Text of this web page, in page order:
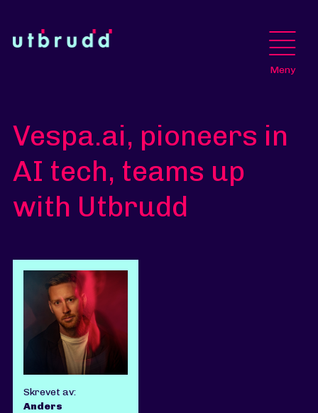
Meny
Vespa.ai, pioneers in
AI tech, teams up
with Utbrudd
Skrevet av:
Anders